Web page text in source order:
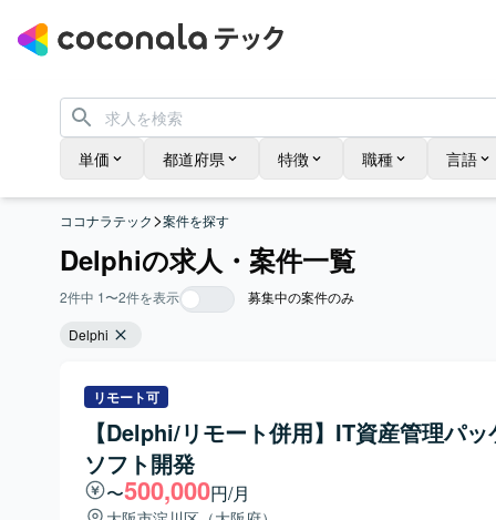
単価 都道府県 特徴 職種 言語
ココナラテック>案件を探す
Delphiの求人・案件一覧
2件中 1〜2件を表示
募集中の案件のみ
Delphi
リモート可
【Delphi/リモート併用】IT資産管理パ
ソフト開発
〜500,000円/月